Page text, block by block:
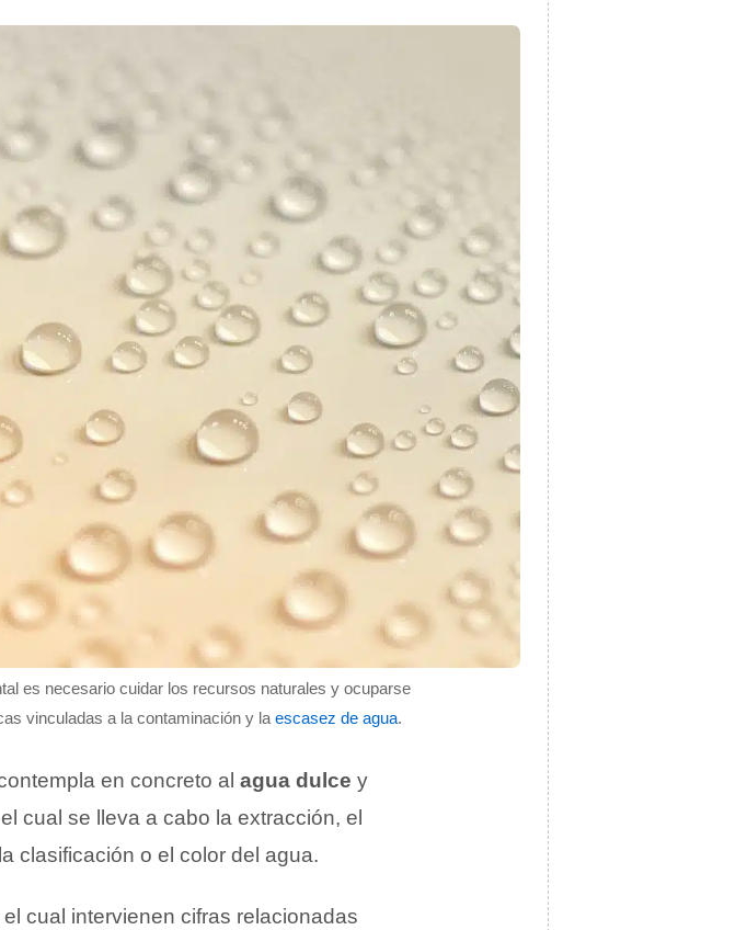
es necesario cuidar los recursos naturales y ocuparse
vinculadas a la contaminación y la escasez de agua.
en concreto al agua dulce y
cual se lleva a cabo la extracción, el
clasificación o el color del agua.
cual intervienen cifras relacionadas